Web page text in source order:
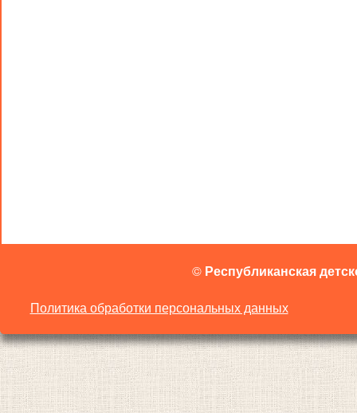
© Республиканская
Политика обработки персональных данных